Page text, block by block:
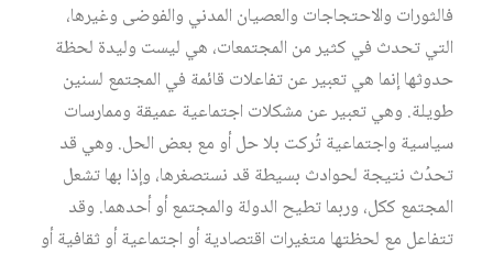
فالثورات والاحتجاجات والعصيان المدني والفوضى وغيرها،
التي تحدث في كثير من المجتمعات، هي ليست وليدة لحظة
حدوثها إنما هي تعبير عن تفاعلات قائمة في المجتمع لسنين
طويلة. وهي تعبير عن مشكلات اجتماعية عميقة وممارسات
سياسية واجتماعية تُركت بلا حل أو مع بعض الحل. وهي قد
تحدُث نتيجة لحوادث بسيطة قد نستصغرها، وإذا بها تشعل
المجتمع ككل، وربما تطيح الدولة والمجتمع أو أحدهما. وقد
تتفاعل مع لحظتها متغيرات اقتصادية أو اجتماعية أو ثقافية أو